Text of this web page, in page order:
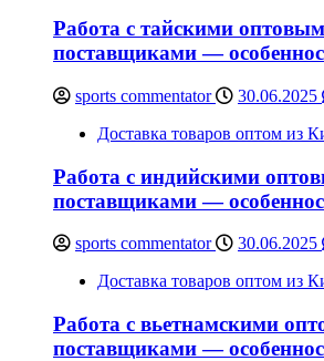
Работа с тайскими
поставщиками —
sports commentator 30.06.2025
Доставка товаров оптом из
Работа с индийскими
поставщиками —
sports commentator 30.06.2025
Доставка товаров оптом из
Работа с вьетнамскими
поставщиками —